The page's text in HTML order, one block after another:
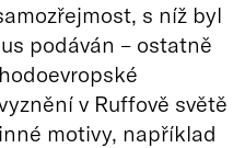
s níž byl
podáván – ostatně
v Ruffově světě
motivy, například